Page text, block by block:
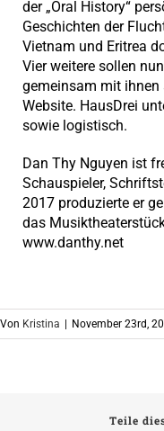
der „Oral History“
Geschichten der
Vietnam und Eritrea
Vier weitere sollen
gemeinsam mit
Website. HausDrei
sowie logistisch.
Dan Thy Nguyen ist
Schauspieler,
2017 produzierte er
das
www.danthy.net
Von Kristina | November 23rd,
Teile